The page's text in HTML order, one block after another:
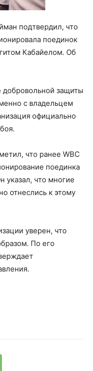
подтвердил, что
поединок
Кабайелом. Об
добровольной защиты
с владельцем
официально
что ранее WBC
поединка
указал, что многие
отнеслись к этому
уверен, что
По его